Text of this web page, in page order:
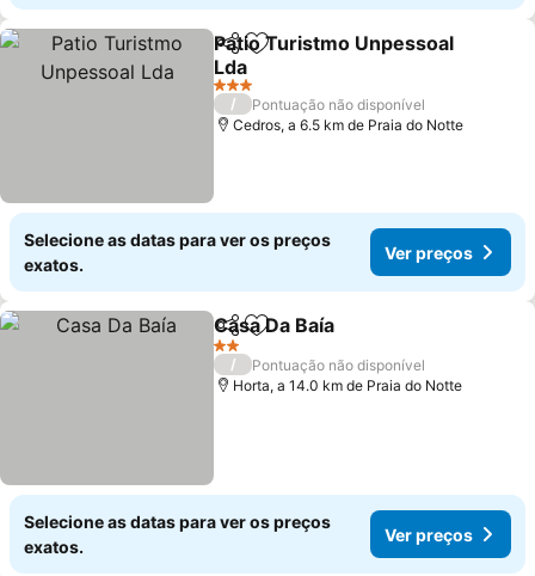
PartilharAdicionar aos favoritos
Patio Turistmo Unpessoal
Lda
Ver preços
3 Estrelas
/
Pontuação não disponível
Cedros, a 6.5 km de Praia do Notte
Selecione as datas para ver os preços
exatos.
Ver preços
PartilharAdicionar aos favoritos
Casa Da Baía
2 Estrelas
/
Pontuação não disponível
Horta, a 14.0 km de Praia do Notte
Selecione as datas para ver os preços
exatos.
Ver preços